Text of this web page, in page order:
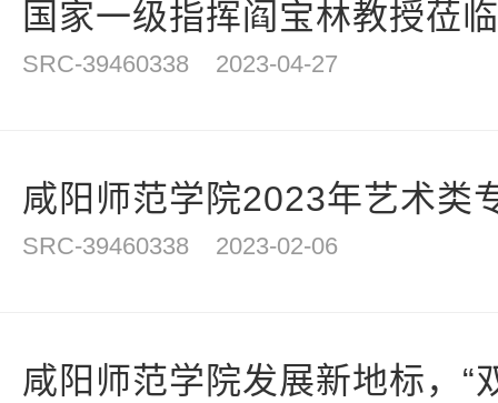
国家一级指挥阎宝林教授莅
SRC-39460338 2023-04-27
咸阳师范学院2023年艺术类
SRC-39460338 2023-02-06
咸阳师范学院发展新地标，“